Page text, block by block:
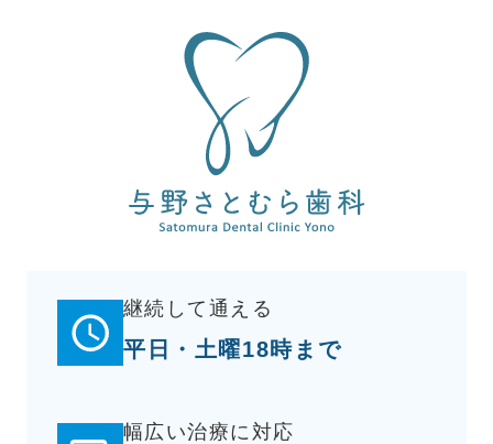
継続して通える
平日・土曜18時まで
幅広い治療に対応